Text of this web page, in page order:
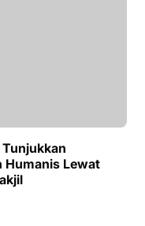
Humanis Lewat